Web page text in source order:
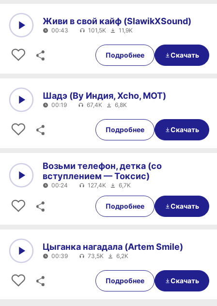
00:43
Живи в свой кайф (SlawikXSound)
00:43 101,5K 11,9K
Подробнее Скачать
00:19
Шадэ (By Индия, Xcho, MOT)
00:19 67,4K 6,8K
Подробнее Скачать
00:24
Возьми телефон, детка (со
вступлением — Токсис)
00:24 127,4K 6,7K
Подробнее Скачать
00:39
Цыганка нагадала (Artem Smile)
00:39 73,5K 6,2K
Подробнее Скачать